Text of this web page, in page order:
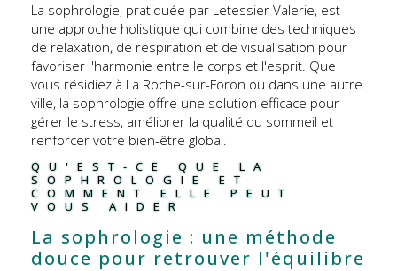
La sophrologie, pratiquée par Letessier Valerie, est
une approche holistique qui combine des techniques
de relaxation, de respiration et de visualisation pour
favoriser l'harmonie entre le corps et l'esprit. Que
vous résidiez à La Roche-sur-Foron ou dans une autre
ville, la sophrologie offre une solution efficace pour
gérer le stress, améliorer la qualité du sommeil et
renforcer votre bien-être global.
QU'EST-CE QUE LA
SOPHROLOGIE ET
COMMENT ELLE PEUT
VOUS AIDER
La sophrologie : une méthode
douce pour retrouver l'équilibre